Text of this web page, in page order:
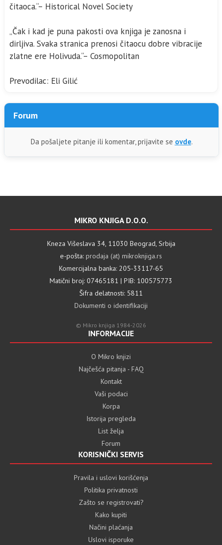
čitaoca.“– Historical Novel Society
„Čak i kad je puna pakosti ova knjiga je zanosna i
dirljiva. Svaka stranica prenosi čitaocu dobre vibracije
zlatne ere Holivuda.“– Cosmopolitan
Prevodilac: Eli Gilić
Forum
Da pošaljete pitanje ili komentar, prijavite se ovde.
MIKRO KNJIGA D.O.O.
Kneza Višeslava 34, 11030 Beograd, Srbija
e-pošta: prodaja (at) mikroknjiga.rs
Komercijalna banka: 205-33117-65
Matični broj: 07465181 | PIB: 100575773
Šifra delatnosti: 5811
Dokumenti o identifikaciji
© Mikro knjiga 1984-2026
INFORMACIJE
O Mikro knjizi
Najčešća pitanja - FAQ
Kontakt
Vaši podaci
Korpa
Istorija pregleda
List želja
Forum
KORISNIČKI SERVIS
Pravila i uslovi korišćenja
Politika privatnosti
Zašto se registrovati?
Kako kupiti
Načini plaćanja
Uslovi isporuke